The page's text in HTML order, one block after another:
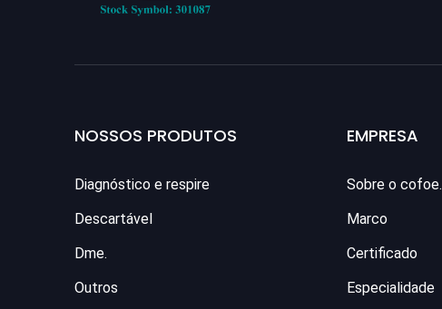
NOSSOS PRODUTOS
Diagnóstico e respire
Descartável
Dme.
Outros
EMPRESA
Sobre o cofoe.
Marco
Certificado
Especialidade